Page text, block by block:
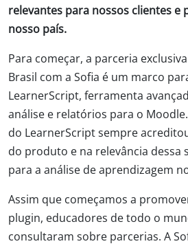
relevantes para nossos clientes e
nosso país.
Para começar, a parceria
Brasil com a Sofia é um marco
LearnerScript, ferramenta
análise e relatórios para o
do LearnerScript sempre
do produto e na relevância dessa
para a análise de aprendizagem
Assim que começamos a
plugin, educadores de todo o
consultaram sobre parcerias. A